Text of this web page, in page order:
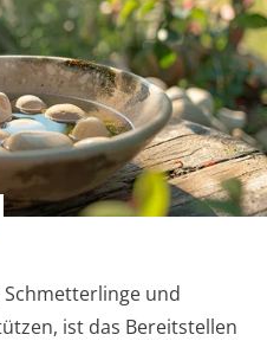
und
ist das Bereitstellen